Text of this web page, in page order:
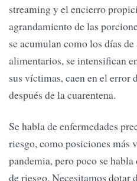
streaming y el encierro
agrandamiento de las
se acumulan como los días
alimentarios, se intensifican
sus víctimas, caen en el error
después de la cuarentena.
Se habla de enfermedades
riesgo, como posiciones más
pandemia, pero poco se
de riesgo. Necesitamos dotar